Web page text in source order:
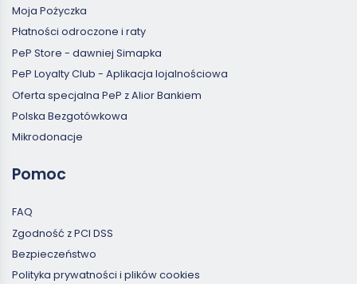
Moja Pożyczka
Płatności odroczone i raty
PeP Store - dawniej Simapka
PeP Loyalty Club - Aplikacja lojalnościowa
Oferta specjalna PeP z Alior Bankiem
Polska Bezgotówkowa
Mikrodonacje
Pomoc
FAQ
Zgodność z PCI DSS
Bezpieczeństwo
Polityka prywatności i plików cookies